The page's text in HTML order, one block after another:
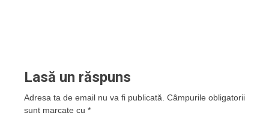
Lasă un răspuns
Adresa ta de email nu va fi publicată. Câmpurile obligatorii
sunt marcate cu *